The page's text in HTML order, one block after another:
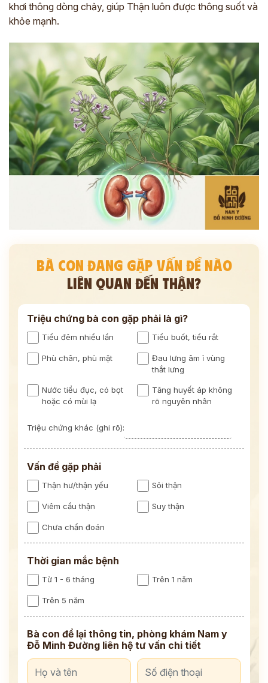
khơi thông dòng chảy, giúp Thận luôn được thông suốt và
khỏe mạnh.
BÀ CON ĐANG GẶP VẤN ĐỀ NÀO
LIÊN QUAN ĐẾN THẬN?
Triệu chứng bà con gặp phải là gì?
Tiểu đêm nhiều lần Tiểu buốt, tiểu rắt
Phù chân, phù mặt
Đau lưng âm ỉ vùng
thắt lưng
Nước tiểu đục, có bọt
hoặc có mùi lạ
Tăng huyết áp không
rõ nguyên nhân
Triệu chứng khác (ghi rõ):
Vấn đề gặp phải
Thận hư/thận yếu Sỏi thận
Viêm cầu thận Suy thận
Chưa chẩn đoán
Thời gian mắc bệnh
Từ 1 - 6 tháng Trên 1 năm
Trên 5 năm
Bà con để lại thông tin, phòng khám Nam y
Đỗ Minh Đường liên hệ tư vấn chi tiết